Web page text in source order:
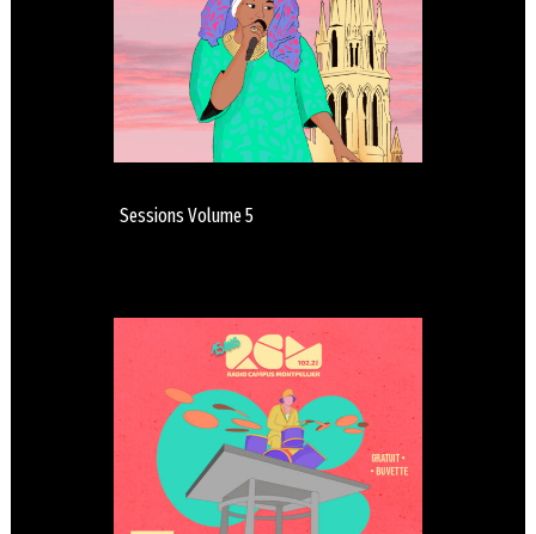
Sessions Volume 5